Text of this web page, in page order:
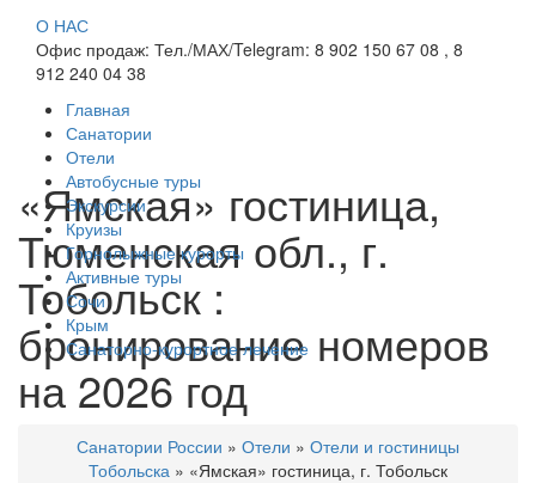
О НАС
Офис продаж: Тел./МАХ/Telegram: 8 902 150 67 08 , 8
912 240 04 38
Главная
Санатории
Отели
Автобусные туры
Экскурсии
Круизы
Горнолыжные курорты
Активные туры
Сочи
Крым
Санаторно-курортное лечение
«Ямская» гостиница,
Тюменская обл., г.
Тобольск :
бронирование номеров
на 2026 год
Санатории России » Отели » Отели и гостиницы
Тобольска » «Ямская» гостиница, г. Тобольск